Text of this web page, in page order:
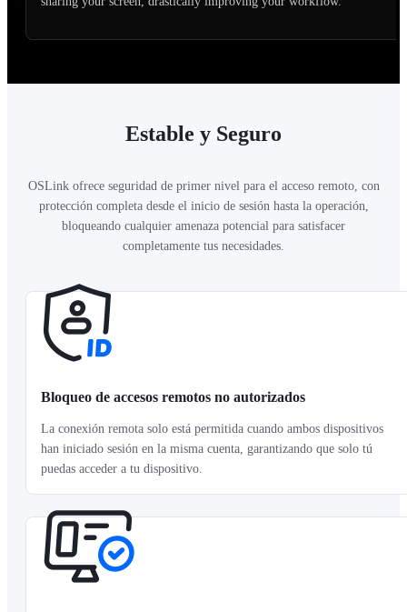
Estable y Seguro
OSLink ofrece seguridad de primer nivel para el acceso remoto, con
protección completa desde el inicio de sesión hasta la operación,
bloqueando cualquier amenaza potencial para satisfacer
completamente tus necesidades.
Bloqueo de accesos remotos no autorizados
La conexión remota solo está permitida cuando ambos dispositivos
han iniciado sesión en la misma cuenta, garantizando que solo tú
puedas acceder a tu dispositivo.